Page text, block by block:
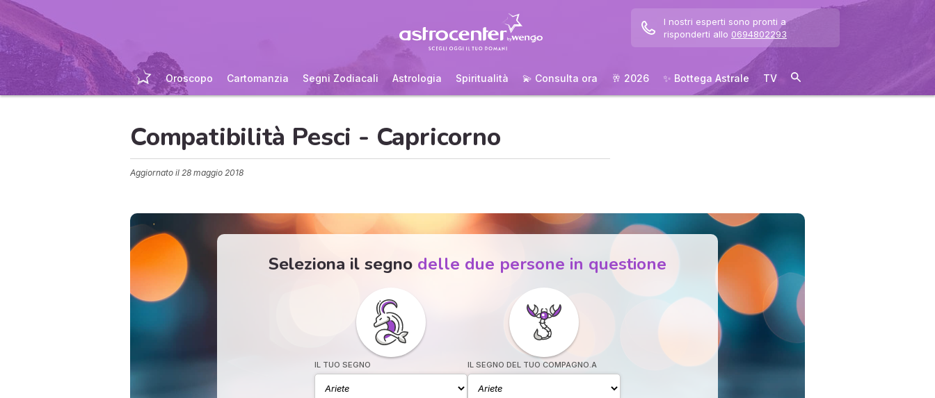
I nostri esperti sono pronti a
risponderti allo 0694802293
Oroscopo Cartomanzia Segni Zodiacali Astrologia Spiritualità 💫 Consulta ora 🥂 2026 ✨ Bottega Astrale TV
Compatibilità Pesci - Capricorno
Aggiornato il 28 maggio 2018
Seleziona il segno delle due persone in questione
IL TUO SEGNO IL SEGNO DEL TUO COMPAGNO.A